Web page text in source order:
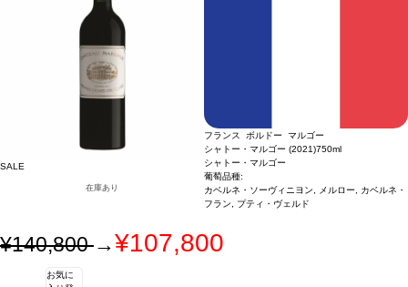
ラン、1% プティ・ヴェルド
SALE
在庫あり
フランス ボルドー マルゴー
シャトー・マルゴー (2021)750ml
シャトー・マルゴー
葡萄品種:
カベルネ・ソーヴィニヨン, メルロー, カベルネ・
フラン, プティ・ヴェルド
¥140,800→¥107,800
お気に